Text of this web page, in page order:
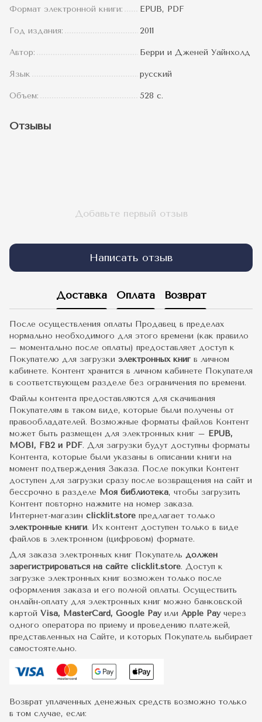
Формат электронной книги: EPUB, PDF
Год издания: 2011
Автор: Берри и Дженей Уайнхолд
Язык русский
Объем: 528 с.
Отзывы
Добавьте первый отзыв
Написать отзыв
Доставка Оплата Возврат
После осуществления оплаты Продавец в пределах
нормально необходимого для этого времени (как правило
– моментально после оплаты) предоставляет доступ к
Покупателю для загрузки электронных книг в личном
кабинете. Контент хранится в личном кабинете Покупателя
в соответствующем разделе без ограничения по времени.
Файлы контента предоставляются для скачивания
Покупателям в таком виде, которые были получены от
правообладателей. Возможные форматы файлов Контент
может быть размещен для электронных книг – EPUB,
MOBI, FB2 и PDF. Для загрузки будут доступны форматы
Контента, которые были указаны в описании книги на
момент подтверждения Заказа. После покупки Контент
доступен для загрузки сразу после возвращения на сайт и
бессрочно в разделе Моя библиотека, чтобы загрузить
Контент повторно нажмите на номер заказа.
Интернет-магазин clicklit.store предлагает только
электронные книги. Их контент доступен только в виде
файлов в электронном (цифровом) формате.
Для заказа электронных книг Покупатель должен
зарегистрироваться на сайте clicklit.store. Доступ к
загрузке электронных книг возможен только после
оформления заказа и его полной оплаты. Осуществить
онлайн-оплату для электронных книг можно банковской
картой Visa, MasterCard, Google Pay или Apple Payчерез
одного оператора по приему и проведению платежей,
представленных на Сайте, и которых Покупатель выбирает
самостоятельно.
Возврат уплаченных денежных средств возможно только
в том случае, если: